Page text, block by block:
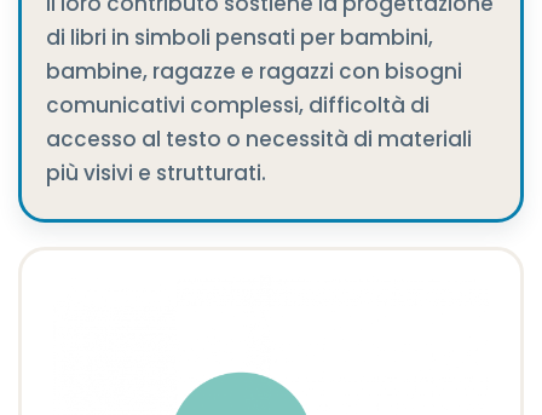
di libri in simboli pensati per bambini,
bambine, ragazze e ragazzi con bisogni
comunicativi complessi, difficoltà di
accesso al testo o necessità di materiali
più visivi e strutturati.